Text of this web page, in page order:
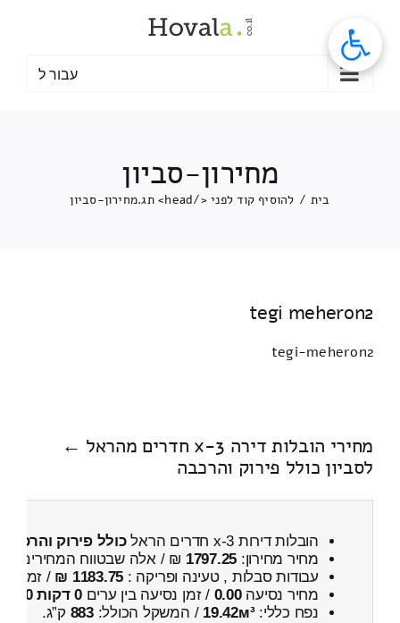
עבור ל
מחירון-סביון
בית / להוסיף קוד לפני </head> תג. מחירון-סביון
tegi meheron2
tegi-meheron2
מחירי הובלות דירה 3-x חדרים מהראל ←
לסביון כולל פירוק והרכבה
הובלות דירות 3-x חדרים הראל
כולל פירוק והרכבה
מחיר מחירון: 1797.25 ₪ / אלה שבטווח המחירים
עבודות סבלות , טעינה ופריקה : 1183.75 ₪ / זמן :
מחיר נסיעה0.00 / זמן נסיעה בין ערים0 דקות 0 שניות
נפח כללי:19.42м³ / המשקל הכולל:883 ק”ג.